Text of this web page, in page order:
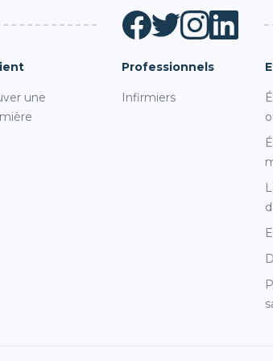
de confidentialité, en garantissant la
une
Professionnels
Infirmiers